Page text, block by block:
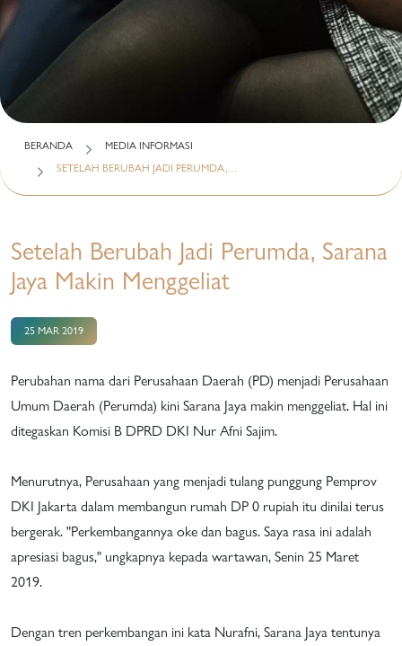
BERANDA
MEDIA INFORMASI
SETELAH BERUBAH JADI PERUMDA,…
Setelah Berubah Jadi Perumda, Sarana
Jaya Makin Menggeliat
25 MAR 2019
Perubahan nama dari Perusahaan Daerah (PD) menjadi Perusahaan
Umum Daerah (Perumda) kini Sarana Jaya makin menggeliat. Hal ini
ditegaskan Komisi B DPRD DKI Nur Afni Sajim.
Menurutnya, Perusahaan yang menjadi tulang punggung Pemprov
DKI Jakarta dalam membangun rumah DP 0 rupiah itu dinilai terus
bergerak. "Perkembangannya oke dan bagus. Saya rasa ini adalah
apresiasi bagus," ungkapnya kepada wartawan, Senin 25 Maret
2019.
Dengan tren perkembangan ini kata Nurafni, Sarana Jaya tentunya